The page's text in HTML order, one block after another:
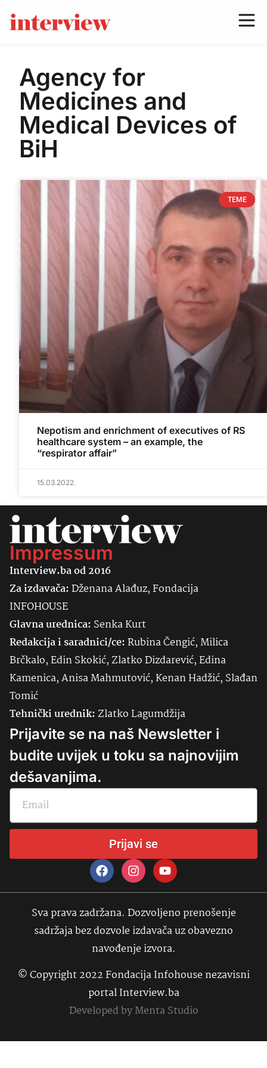
Agency for
Medicines and
Medical Devices of
BiH
TEME
Nepotism and enrichment of executives of RS
healthcare system – an example, the
“respirator affair”
15.03.2022.
Impressum
Interview.ba od 2016
Za izdavača:Dženana Alađuz, Fondacija
INFOHOUSE
Glavna urednica: SenkaKurt
Redakcija i saradnici/ce:Rubina Čengić, Milica
Brčkalo, Edin Skokić, Zlatko Dizdarević, Edina
Kamenica, Anisa Mahmutović, Kenan Hadžić, Slađan
Tomić
Tehnički urednik:Zlatko Lagumdžija
Prijavite se na naš Newsletter i
budite uvijek u toku sa najnovijim
dešavanjima.
Prijavi se
Sva prava zadržana. Dozvoljeno prenošenje
sadržaja bez dozvole izdavača uz obavezno
navođenje izvora.
© Copyright 2022 Fondacija Infohouse nezavisni
portal Interview.ba
Developed byMenta Studio